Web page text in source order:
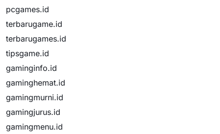
pcgames.id
terbarugame.id
terbarugames.id
tipsgame.id
gaminginfo.id
gaminghemat.id
gamingmurni.id
gamingjurus.id
gamingmenu.id